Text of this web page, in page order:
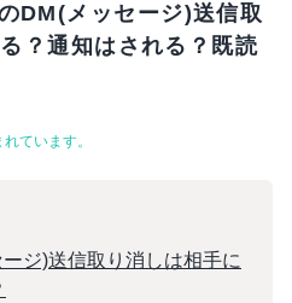
DM(メッセージ)送信取
？通知はされる？既読
ています。
ジ)送信取り消しは相手に